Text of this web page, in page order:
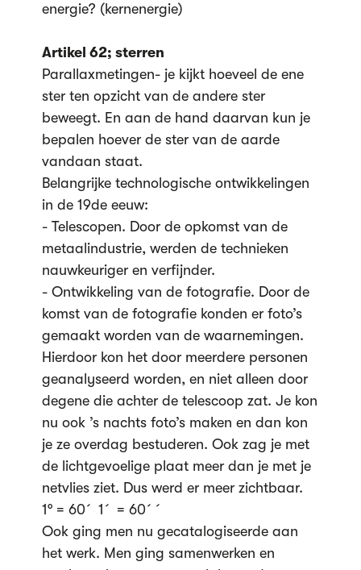
energie? (kernenergie)
Artikel 62; sterren
Parallaxmetingen- je kijkt hoeveel de ene
ster ten opzicht van de andere ster
beweegt. En aan de hand daarvan kun je
bepalen hoever de ster van de aarde
vandaan staat.
Belangrijke technologische ontwikkelingen
in de 19de eeuw:
- Telescopen. Door de opkomst van de
metaalindustrie, werden de technieken
nauwkeuriger en verfijnder.
- Ontwikkeling van de fotografie. Door de
komst van de fotografie konden er foto’s
gemaakt worden van de waarnemingen.
Hierdoor kon het door meerdere personen
geanalyseerd worden, en niet alleen door
degene die achter de telescoop zat. Je kon
nu ook ’s nachts foto’s maken en dan kon
je ze overdag bestuderen. Ook zag je met
de lichtgevoelige plaat meer dan je met je
netvlies ziet. Dus werd er meer zichtbaar.
1° = 60´ 1´ = 60´´
Ook ging men nu gecatalogiseerde aan
het werk. Men ging samenwerken en